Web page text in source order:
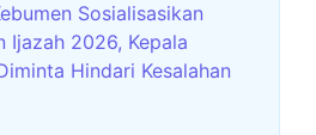
Sosialisasikan
Ijazah 2026, Kepala
Hindari Kesalahan